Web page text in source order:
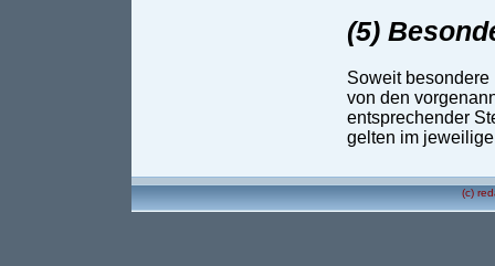
(5)
Soweit
von den
entsprechender
gelten im
(c)